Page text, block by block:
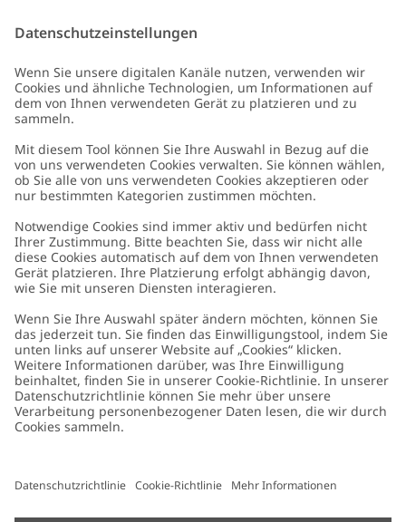
Schicken
Kundenservice
Kontaktieren Sie uns
FAQ
Barrierefreiheit
Datenschutzrichtlinie
Cookie-Richtlinie
Über uns
Über Newbie
Nachhaltigkeit
Impressum
Presse
Germany Standort ändern
Cookies